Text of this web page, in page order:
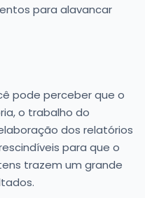
para alavancar
pode perceber que o
o trabalho do
dos relatórios
para que o
trazem um grande